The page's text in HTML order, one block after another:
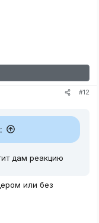
#12
дам реакцию
или без